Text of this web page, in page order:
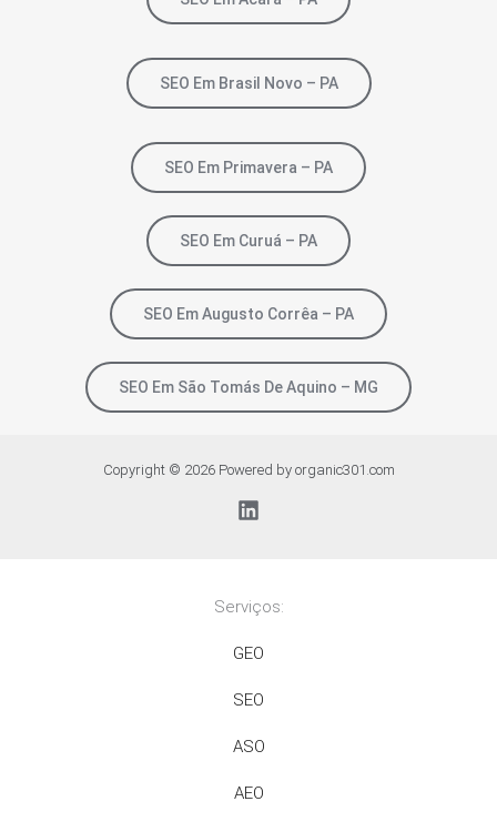
SEO Em Brasil Novo – PA
SEO Em Primavera – PA
SEO Em Curuá – PA
SEO Em Augusto Corrêa – PA
SEO Em São Tomás De Aquino – MG
Copyright © 2026 Powered by organic301.com
Serviços:
GEO
SEO
ASO
AEO